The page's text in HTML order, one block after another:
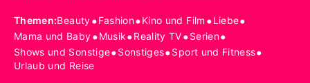
Themen:Beauty•Fashion•Kino und Film •Liebe•
Mama und Baby•Musik•Reality TV•Serien•
Shows und Sonstige•Sonstiges•Sport und Fitness•
Urlaub und Reise